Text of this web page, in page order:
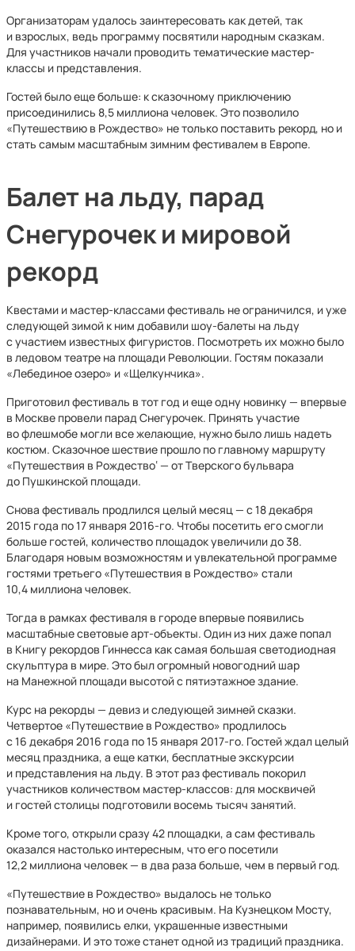
Организаторам удалось заинтересовать как детей, так
и взрослых, ведь программу посвятили народным сказкам.
Для участников начали проводить тематические мастер-
классы и представления.
Гостей было еще больше: к сказочному приключению
присоединились 8,5 миллиона человек. Это позволило
«Путешествию в Рождество» не только поставить рекорд, но и
стать самым масштабным зимним фестивалем в Европе.
Балет на льду, парад
Снегурочек и мировой
рекорд
Квестами и мастер-классами фестиваль не ограничился, и уже
следующей зимой к ним добавили шоу-балеты на льду
с участием известных фигуристов. Посмотреть их можно было
в ледовом театре на площади Революции. Гостям показали
«Лебединое озеро» и «Щелкунчика».
Приготовил фестиваль в тот год и еще одну новинку — впервые
в Москве провели парад Снегурочек. Принять участие
во флешмобе могли все желающие, нужно было лишь надеть
костюм. Сказочное шествие прошло по главному маршруту
«Путешествия в Рождество‘ — от Тверского бульвара
до Пушкинской площади.
Снова фестиваль продлился целый месяц — с 18 декабря
2015 года по 17 января 2016-го. Чтобы посетить его смогли
больше гостей, количество площадок увеличили до 38.
Благодаря новым возможностям и увлекательной программе
гостями третьего «Путешествия в Рождество» стали
10,4 миллиона человек.
Тогда в рамках фестиваля в городе впервые появились
масштабные световые арт-объекты. Один из них даже попал
в Книгу рекордов Гиннесса как самая большая светодиодная
скульптура в мире. Это был огромный новогодний шар
на Манежной площади высотой с пятиэтажное здание.
Курс на рекорды — девиз и следующей зимней сказки.
Четвертое «Путешествие в Рождество» продлилось
с 16 декабря 2016 года по 15 января 2017-го. Гостей ждал целый
месяц праздника, а еще катки, бесплатные экскурсии
и представления на льду. В этот раз фестиваль покорил
участников количеством мастер-классов: для москвичей
и гостей столицы подготовили восемь тысяч занятий.
Кроме того, открыли сразу 42 площадки, а сам фестиваль
оказался настолько интересным, что его посетили
12,2 миллиона человек — в два раза больше, чем в первый год.
«Путешествие в Рождество» выдалось не только
познавательным, но и очень красивым. На Кузнецком Мосту,
например, появились елки, украшенные известными
дизайнерами. И это тоже станет одной из традиций праздника.